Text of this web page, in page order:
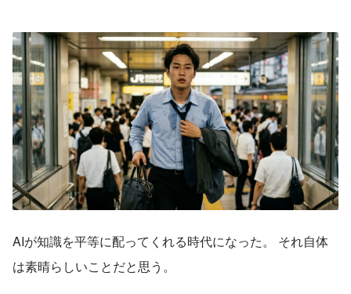
AIが知識を平等に配ってくれる時代になった。 それ自体
は素晴らしいことだと思う。